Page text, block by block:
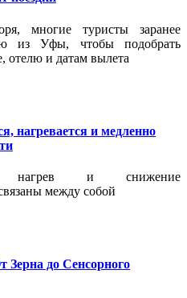
многие туристы заранее
из Уфы, чтобы подобрать
отелю и датам вылета
нагревается и медленно
нагрев и снижение
между собой
до Сенсорного